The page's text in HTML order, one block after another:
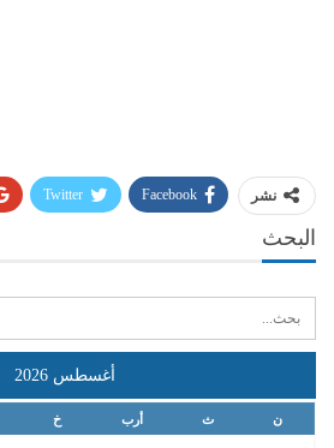
نشر Facebook
Twitter
البحث
أغسطس 2026
ن ث أرب خ